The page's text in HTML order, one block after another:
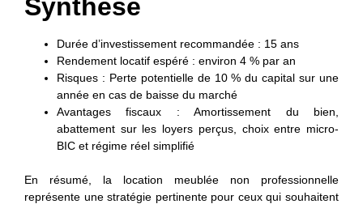
Synthèse
Durée d’investissement recommandée : 15 ans
Rendement locatif espéré : environ 4 % par an
Risques : Perte potentielle de 10 % du capital sur une
année en cas de baisse du marché
Avantages fiscaux : Amortissement du bien,
abattement sur les loyers perçus, choix entre micro-
BIC et régime réel simplifié
En résumé, la location meublée non professionnelle
représente une stratégie pertinente pour ceux qui souhaitent